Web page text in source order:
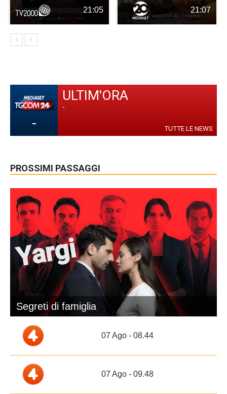
21:05 21:07
-
ULTIM'ORA
-
TUTTE LE NEWS
PROSSIMI PASSAGGI
Segreti di famiglia
07 Ago - 08.44
07 Ago - 09.48